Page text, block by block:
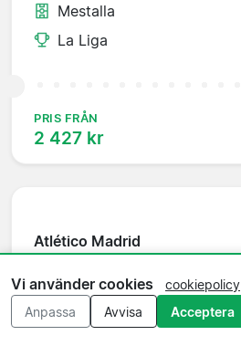
Mestalla
La Liga
PRIS FRÅN
2 427 kr
Atlético Madrid
Wanda Metropolitano
Vi använder cookies
cookiepolicy
Anpassa
Avvisa Acceptera